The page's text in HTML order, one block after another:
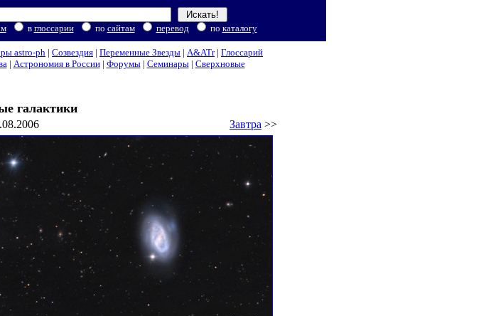
в глоссарии по сайтам перевод по каталогу
astro-ph | Созвездия | Переменные Звезды | A&ATr| Глоссарий
| Астрономия в России| Форумы| Семинары| Сверхновые
галактики
Завтра >>